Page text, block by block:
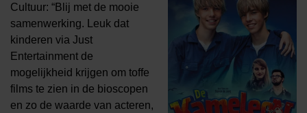
Cultuur: “Blij met de mooie
samenwerking. Leuk dat
kinderen via Just
Entertainment de
mogelijkheid krijgen om toffe
films te zien in de bioscopen
en zo de waarde van acteren,